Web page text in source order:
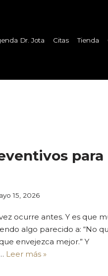
Dr. Jota Citas Tienda
para
15, 2026
ocurre antes. Y es que
algo parecido a: “No
envejezca mejor.” Y
Leer más »